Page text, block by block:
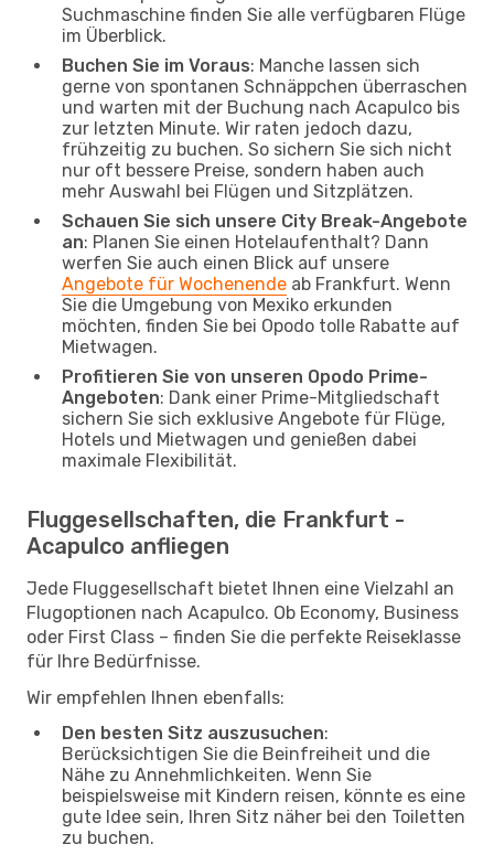
Suchmaschine finden Sie alle verfügbaren Flüge
im Überblick.
Buchen Sie im Voraus: Manche lassen sich
gerne von spontanen Schnäppchen überraschen
und warten mit der Buchung nach Acapulco bis
zur letzten Minute. Wir raten jedoch dazu,
frühzeitig zu buchen. So sichern Sie sich nicht
nur oft bessere Preise, sondern haben auch
mehr Auswahl bei Flügen und Sitzplätzen.
Schauen Sie sich unsere City Break-Angebote
an: Planen Sie einen Hotelaufenthalt? Dann
werfen Sie auch einen Blick auf unsere
Angebote für Wochenende ab Frankfurt. Wenn
Sie die Umgebung von Mexiko erkunden
möchten, finden Sie bei Opodo tolle Rabatte auf
Mietwagen.
Profitieren Sie von unseren Opodo Prime-
Angeboten: Dank einer Prime-Mitgliedschaft
sichern Sie sich exklusive Angebote für Flüge,
Hotels und Mietwagen und genießen dabei
maximale Flexibilität.
Fluggesellschaften, die Frankfurt -
Acapulco anfliegen
Jede Fluggesellschaft bietet Ihnen eine Vielzahl an
Flugoptionen nach Acapulco. Ob Economy, Business
oder First Class – finden Sie die perfekte Reiseklasse
für Ihre Bedürfnisse.
Wir empfehlen Ihnen ebenfalls:
Den besten Sitz auszusuchen:
Berücksichtigen Sie die Beinfreiheit und die
Nähe zu Annehmlichkeiten. Wenn Sie
beispielsweise mit Kindern reisen, könnte es eine
gute Idee sein, Ihren Sitz näher bei den Toiletten
zu buchen.